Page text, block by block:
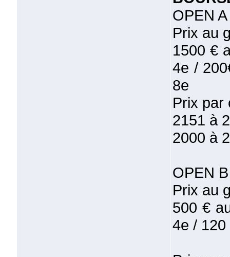
OPEN A
Prix au
1500 €
4e /
8e
Prix par
2151 à
2000 à
OPEN B
Prix au
500 €
4e /